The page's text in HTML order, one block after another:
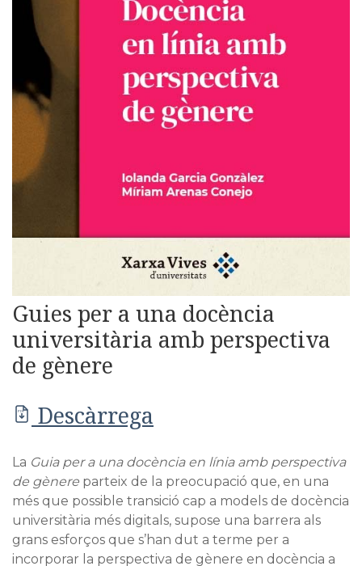
Guies per a una docència
universitària amb perspectiva
de gènere
PDF Descàrrega
La Guia per a una docència en línia amb perspectiva
de gènere parteix de la preocupació que, en una
més que possible transició cap a models de docència
universitària més digitals, supose una barrera als
grans esforços que s’han dut a terme per a
incorporar la perspectiva de gènere en docència a